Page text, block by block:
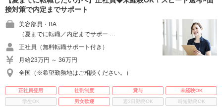
接対策で内定までサポート
美容部員・BA
（夏までに転職／内定までサポー …
正社員（無料転職サポート付き）
月給23万円 ～ 36万円
全国（※希望勤務地はご相談ください。）
正社員登用 社割制度 賞与
未経験OK
学生OK
男女歓迎 週3日勤務OK
時短勤務OK